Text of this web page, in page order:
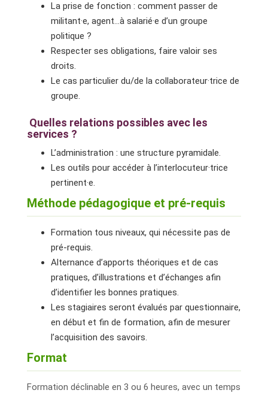
La prise de fonction : comment passer de
militant·e, agent…à salarié·e d’un groupe
politique ?
Respecter ses obligations, faire valoir ses
droits.
Le cas particulier du/de la collaborateur·trice de
groupe.
Quelles relations possibles avec les
services ?
L’administration : une structure pyramidale.
Les outils pour accéder à l’interlocuteur·trice
pertinent·e.
Méthode pédagogique et pré-requis
Formation tous niveaux, qui nécessite pas de
pré-requis.
Alternance d’apports théoriques et de cas
pratiques, d’illustrations et d’échanges afin
d’identifier les bonnes pratiques.
Les stagiaires seront évalués par questionnaire,
en début et fin de formation, afin de mesurer
l’acquisition des savoirs.
Format
Formation déclinable en 3 ou 6 heures, avec un temps